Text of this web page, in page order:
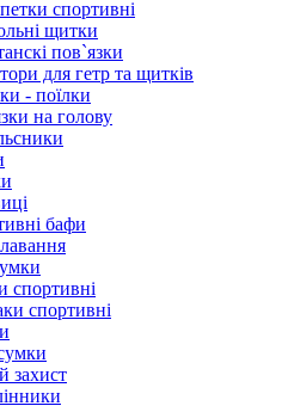
спортивні
щитки
пов`язки
для гетр та щитків
- поїлки
на голову
бафи
спортивні
спортивні
захист